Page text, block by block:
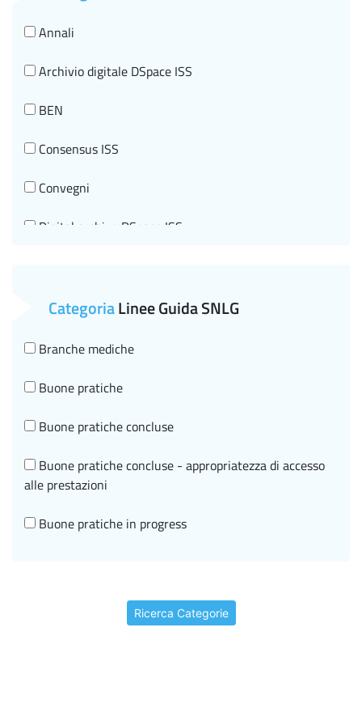
Annali
Archivio digitale DSpace ISS
BEN
Consensus ISS
Convegni
Digital archive DSpace ISS
Editorial information
Events
Historical-scientific heritage
I beni storico-scientifici
I video storici
In brief
In rilievo
ISTISAN Congressi
CategoriaLinee Guida SNLG
Branche mediche
Buone pratiche
Buone pratiche concluse
Buone pratiche concluse - appropriatezza di accesso
alle prestazioni
Buone pratiche in progress
LG internazionali
Ricerca Categorie